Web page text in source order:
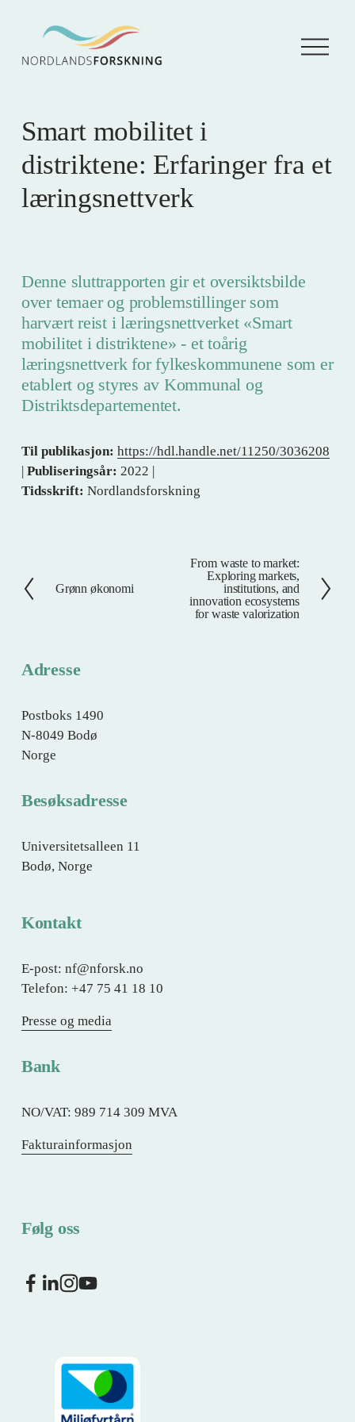
Å
p
Smart mobilitet i
distriktene: Erfaringer fra et
læringsnettverk
Denne sluttrapporten gir et oversiktsbilde
over temaer og problemstillinger som
harvært reist i læringsnettverket «Smart
mobilitet i distriktene» - et toårig
læringsnettverk for fylkeskommunene som er
etablert og styres av Kommunal og
Distriktsdepartementet.
Til publikasjon: https://hdl.handle.net/11250/3036208
Publiseringsår: 2022 |
Tidsskrift: Nordlandsforskning
F
i
e
Grønn økonomi
From waste to market:
Exploring markets,
institutions, and
innovation ecosystems
for waste valorization
Adresse
Postboks 1490
N-8049 Bodø
Norge
Besøksadresse
Universitetsalleen 11
Bodø, Norge
Kontakt
E-post: nf@nforsk.no
Telefon: +47 75 41 18 10
Presse og media
Bank
NO/VAT: 989 714 309 MVA
Fakturainformasjon
Følg oss